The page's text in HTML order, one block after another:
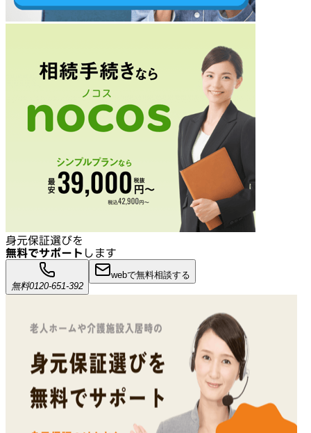
身元保証選びを
無料でサポート します
無料0120-651-392
webで無料相談する